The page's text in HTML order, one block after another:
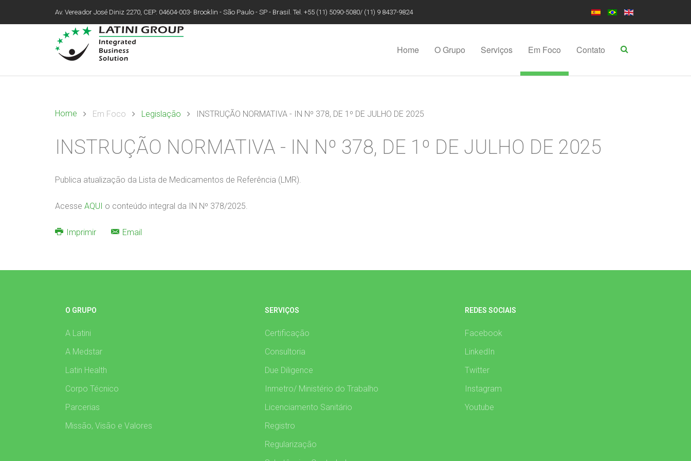
Av. Vereador José Diniz 2270, CEP: 04604-003- Brooklin - São Paulo - SP - Brasil. Tel. +55 (11) 5090-5080/ (11) 9 8437-9824
Home O Grupo Serviços Em Foco Contato
Home Em Foco Legislação INSTRUÇÃO NORMATIVA - IN Nº 378, DE 1º DE JULHO DE 2025
INSTRUÇÃO NORMATIVA - IN Nº 378, DE 1º DE JULHO DE 2025
Publica atualização da Lista de Medicamentos de Referência (LMR).
Acesse AQUI o conteúdo integral da IN Nº 378/2025.
Imprimir Email
O GRUPO
A Latini
A Medstar
Latin Health
Corpo Técnico
Parcerias
Missão, Visão e Valores
SERVIÇOS
Certificação
Consultoria
Due Diligence
Inmetro/ Ministério do Trabalho
Licenciamento Sanitário
Registro
Regularização
REDES SOCIAIS
Facebook
LinkedIn
Twitter
Instagram
Youtube